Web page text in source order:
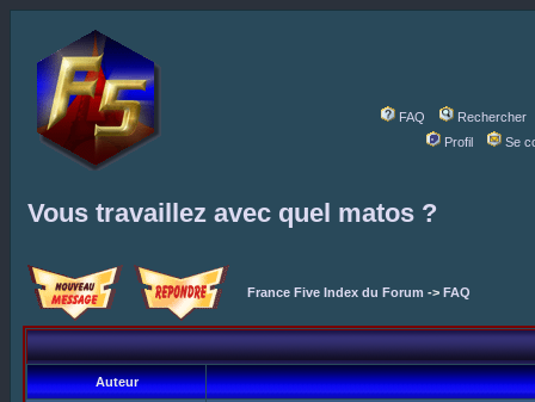
FAQ
Rechercher
Profil
Se
Vous travaillez avec quel matos ?
France Five Index du Forum -> FAQ
Auteur